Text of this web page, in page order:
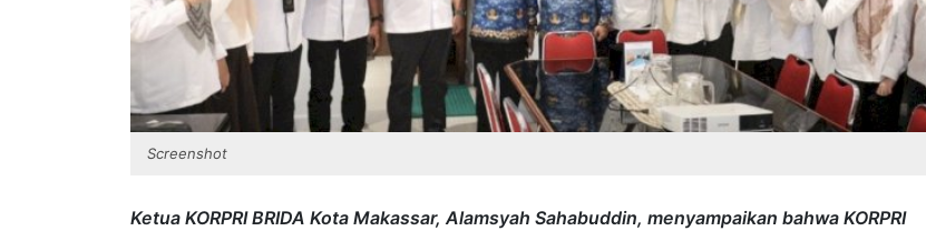
Screenshot
Ketua KORPRI BRIDA Kota Makassar, Alamsyah Sahabuddin, menyampaikan bahwa KORPRI